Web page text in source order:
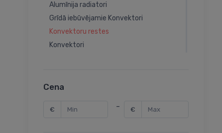
Alumīnija radiatori
Grīdā iebūvējamie Konvektori
Konvektoru restes
Konvektori
Apsildes paneļi
Cena
€ - €